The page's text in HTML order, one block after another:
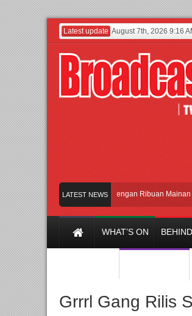
Latest update August 7th, 2026 9:16
LATEST NEWS
Meramaikan Jakarta dengan Ribuan Mainan dan
WHAT’S ON
Grrrl Gang Rilis